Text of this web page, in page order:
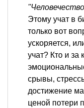
Этому учат в
только вот
ускоряется,
учат? Кто и за
срывы,
достижение
ценой потери